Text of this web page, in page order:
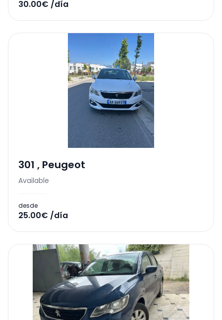
30.00€ /día
301 , Peugeot
Available
desde
25.00€ /día